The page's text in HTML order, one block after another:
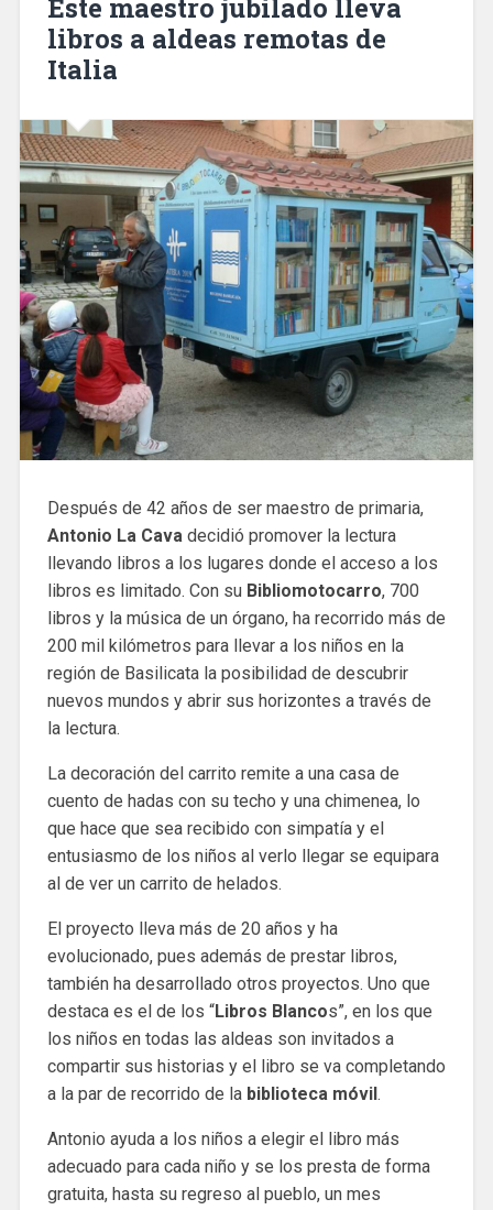
Este maestro jubilado lleva
libros a aldeas remotas de
Italia
Después de 42 años de ser maestro de primaria,
Antonio La Cavadecidió promover la lectura
llevando libros a los lugares donde el acceso a los
libros es limitado. Con su Bibliomotocarro, 700
libros y la música de un órgano, ha recorrido más de
200 mil kilómetros para llevar a los niños en la
región de Basilicata la posibilidad de descubrir
nuevos mundos y abrir sus horizontes a través de
la lectura.
La decoración del carrito remite a una casa de
cuento de hadas con su techo y una chimenea, lo
que hace que sea recibido con simpatía y el
entusiasmo de los niños al verlo llegar se equipara
al de ver un carrito de helados.
El proyecto lleva más de 20 años y ha
evolucionado, pues además de prestar libros,
también ha desarrollado otros proyectos. Uno que
destaca es el de los “Libros Blancos”, en los que
los niños en todas las aldeas son invitados a
compartir sus historias y el libro se va completando
a la par de recorrido de la biblioteca móvil .
Antonio ayuda a los niños a elegir el libro más
adecuado para cada niño y se los presta de forma
gratuita, hasta su regreso al pueblo, un mes